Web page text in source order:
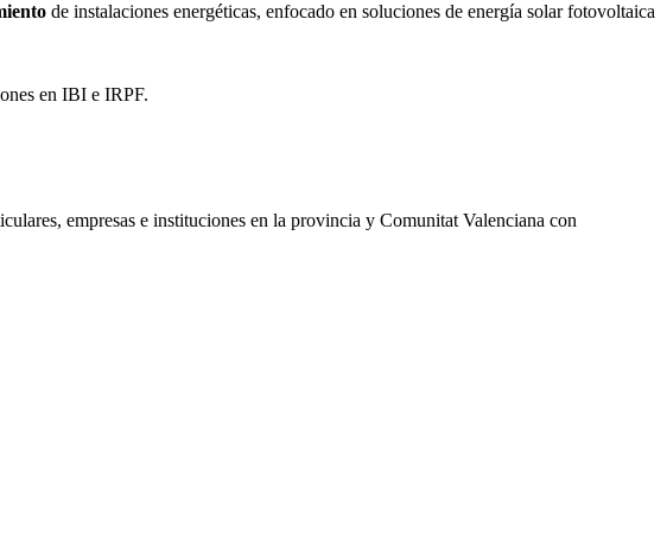
de instalaciones energéticas, enfocado en soluciones de energía solar fotovoltaica
en IBI e IRPF.
empresas e instituciones en la provincia y Comunitat Valenciana con